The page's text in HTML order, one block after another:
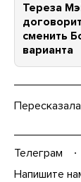
Тереза
сменить
варианта
Пересказала
Телеграм
Напишите